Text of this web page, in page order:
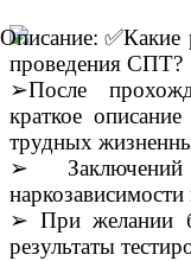
Какие
проведения СПТ?
➢После
краткое
трудных
➢
наркозависимости
➢ При желании
результаты